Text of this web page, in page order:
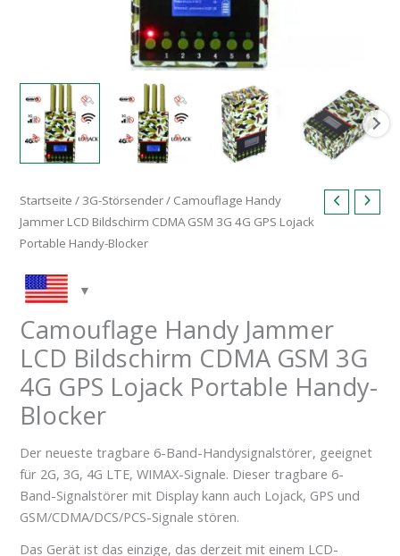
Startseite / 3G-Störsender/ Camouflage Handy
Jammer LCD Bildschirm CDMA GSM 3G 4G GPS Lojack
Portable Handy-Blocker
Camouflage Handy Jammer
LCD Bildschirm CDMA GSM 3G
4G GPS Lojack Portable Handy-
Blocker
Der neueste tragbare 6-Band-Handysignalstörer, geeignet
für 2G, 3G, 4G LTE, WIMAX-Signale. Dieser tragbare 6-
Band-Signalstörer mit Display kann auch Lojack, GPS und
GSM/CDMA/DCS/PCS-Signale stören.
Das Gerät ist das einzige, das derzeit mit einem LCD-